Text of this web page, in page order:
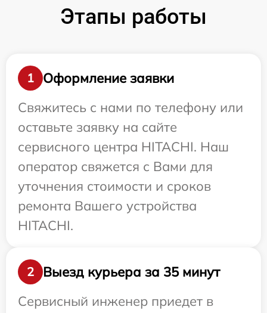
Этапы работы
1
Оформление заявки
Свяжитесь с нами по телефону или
оставьте заявку на сайте
сервисного центра HITACHI. Наш
оператор свяжется с Вами для
уточнения стоимости и сроков
ремонта Вашего устройства
HITACHI.
2
Выезд курьера за 35 минут
Сервисный инженер приедет в